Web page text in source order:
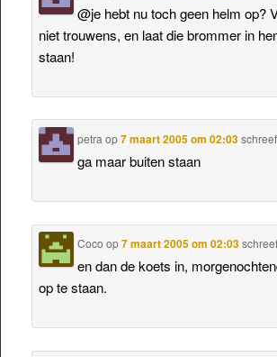
@je hebt nu toch geen helm op?
niet trouwens, en laat die brommer in
staan!
petra op7 maart 2005 om 02:03
ga maar buiten staan
Coco op7 maart 2005 om 02:03
en dan de koets in,
op te staan.